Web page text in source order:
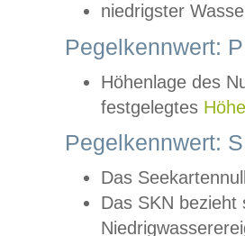
niedrigster
Pegelkennwert:
Höhenlage des
festgelegtes
Pegelkennwert:
Das
Das SKN